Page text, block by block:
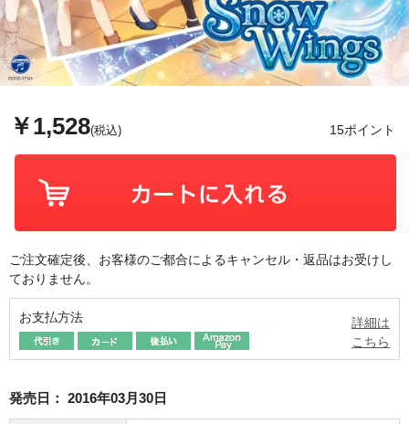
￥1,528(税込) 15ポイント
ご注文確定後、お客様のご都合によるキャンセル・返品はお受けし
ておりません。
お支払方法
詳細は
こちら
発売日： 2016年03月30日